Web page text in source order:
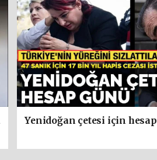
Yenidoğan çetesi için